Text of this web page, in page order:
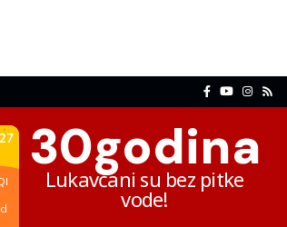
30godina
Lukavčani su bez pitke
vode!